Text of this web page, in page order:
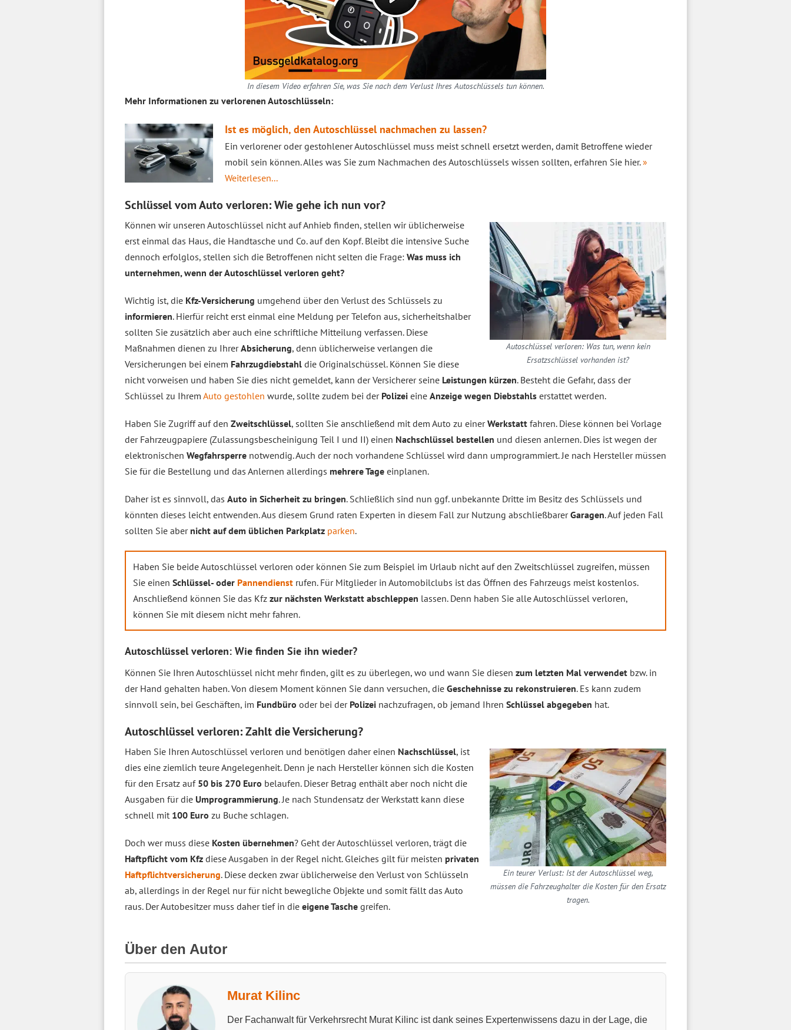
In diesem Video erfahren Sie, was Sie nach dem Verlust Ihres Autoschlüssels tun können.
Mehr Informationen zu verlorenen Autoschlüsseln:
Ist es möglich, den Autoschlüssel nachmachen zu lassen?
Ein verlorener oder gestohlener Autoschlüssel muss meist schnell ersetzt werden, damit Betroffene wieder
mobil sein können. Alles was Sie zum Nachmachen des Autoschlüssels wissen sollten, erfahren Sie hier.»
Weiterlesen...
Schlüssel vom Auto verloren: Wie gehe ich nun vor?
Autoschlüssel verloren: Was tun, wenn kein
Ersatzschlüssel vorhanden ist?
Können wir unseren Autoschlüssel nicht auf Anhieb finden, stellen wir üblicherweise
erst einmal das Haus, die Handtasche und Co. auf den Kopf. Bleibt die intensive Suche
dennoch erfolglos, stellen sich die Betroffenen nicht selten die Frage: Was muss ich
unternehmen, wenn der Autoschlüssel verloren geht?
Wichtig ist, die Kfz-Versicherung umgehend über den Verlust des Schlüssels zu
informieren. Hierfür reicht erst einmal eine Meldung per Telefon aus, sicherheitshalber
sollten Sie zusätzlich aber auch eine schriftliche Mitteilung verfassen. Diese
Maßnahmen dienen zu IhrerAbsicherung, denn üblicherweise verlangen die
Versicherungen bei einem Fahrzugdiebstahl die Originalschüssel. Können Sie diese
nicht vorweisen und haben Sie dies nicht gemeldet, kann der Versicherer seine Leistungen kürzen. Besteht die Gefahr, dass der
Schlüssel zu Ihrem Auto gestohlen wurde, sollte zudem bei der Polizei eine Anzeige wegen Diebstahls erstattet werden.
Haben Sie Zugriff auf den Zweitschlüssel, sollten Sie anschließend mit dem Auto zu einerWerkstatt fahren. Diese können bei Vorlage
der Fahrzeugpapiere (Zulassungsbescheinigung Teil I und II) einen Nachschlüssel bestellen und diesen anlernen. Dies ist wegen der
elektronischen Wegfahrsperre notwendig. Auch der noch vorhandene Schlüssel wird dann umprogrammiert. Je nach Hersteller müssen
Sie für die Bestellung und das Anlernen allerdings mehrere Tage einplanen.
Daher ist es sinnvoll, das Auto in Sicherheit zu bringen. Schließlich sind nun ggf. unbekannte Dritte im Besitz des Schlüssels und
könnten dieses leicht entwenden. Aus diesem Grund raten Experten in diesem Fall zur Nutzung abschließbarerGaragen. Auf jeden Fall
sollten Sie aber nicht auf dem üblichen Parkplatz parken.
Haben Sie beide Autoschlüssel verloren oder können Sie zum Beispiel im Urlaub nicht auf den Zweitschlüssel zugreifen, müssen
Sie einen Schlüssel- oder Pannendienst rufen. Für Mitglieder in Automobilclubs ist das Öffnen des Fahrzeugs meist kostenlos.
Anschließend können Sie das Kfz zur nächsten Werkstatt abschleppen lassen. Denn haben Sie alle Autoschlüssel verloren,
können Sie mit diesem nicht mehr fahren.
Autoschlüssel verloren: Wie finden Sie ihn wieder?
Können Sie Ihren Autoschlüssel nicht mehr finden, gilt es zu überlegen, wo und wann Sie diesen zum letzten Mal verwendet bzw. in
der Hand gehalten haben. Von diesem Moment können Sie dann versuchen, die Geschehnisse zu rekonstruieren. Es kann zudem
sinnvoll sein, bei Geschäften, im Fundbüro oder bei der Polizei nachzufragen, ob jemand Ihren Schlüssel abgegeben hat.
Autoschlüssel verloren: Zahlt die Versicherung?
Ein teurer Verlust: Ist der Autoschlüssel weg,
müssen die Fahrzeughalter die Kosten für den Ersatz
tragen.
Haben Sie Ihren Autoschlüssel verloren und benötigen daher einen Nachschlüssel, ist
dies eine ziemlich teure Angelegenheit. Denn je nach Hersteller können sich die Kosten
für den Ersatz auf 50 bis 270 Euro belaufen. Dieser Betrag enthält aber noch nicht die
Ausgaben für die Umprogrammierung. Je nach Stundensatz der Werkstatt kann diese
schnell mit 100 Euro zu Buche schlagen.
Doch wer muss diese Kosten übernehmen? Geht der Autoschlüssel verloren, trägt die
Haftpflicht vom Kfz diese Ausgaben in der Regel nicht. Gleiches gilt für meisten privaten
Haftpflichtversicherung. Diese decken zwar üblicherweise den Verlust von Schlüsseln
ab, allerdings in der Regel nur für nicht bewegliche Objekte und somit fällt das Auto
raus. Der Autobesitzer muss daher tief in die eigene Tasche greifen.
Über den Autor
Murat Kilinc
Der Fachanwalt für Verkehrsrecht Murat Kilinc ist dank seines Expertenwissens dazu in der Lage, die